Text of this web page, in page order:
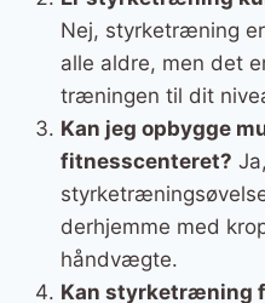
Nej, styrketræning
alle aldre, men det
træningen til dit
Kan jeg opbygge
fitnesscenteret?
derhjemme med
håndvægte.
Kan styrketræning